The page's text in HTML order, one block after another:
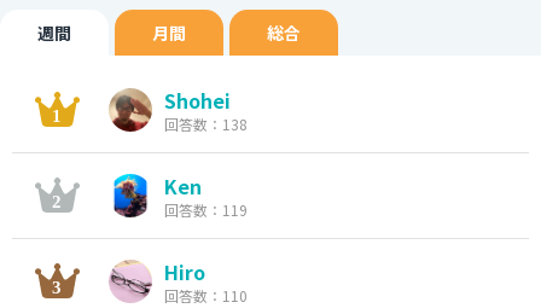
週間 月間 総合
Shohei
回答数：138
Ken
回答数：119
Hiro
回答数：110